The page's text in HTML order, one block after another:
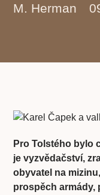
M. Herman
Pro Tolstého bylo
je vyzvědačství,
obyvatel na
prospěch armády,